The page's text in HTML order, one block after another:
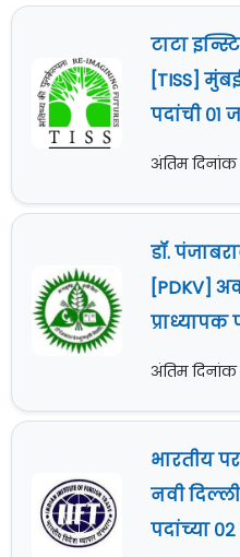
टाटा
[TISS]
पदांची ०१
अंतिम दिनांक
डॉ.
[PDKV]
प्राध्यापक
अंतिम दिनांक
भारतीय
नवी
पदांच्या